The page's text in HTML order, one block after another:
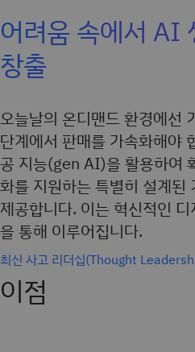
어려움 속에서 AI
창출
오늘날의 온디맨드 환경에선
단계에서 판매를 가속화해야
공 지능(gen AI)을 활용하여
화를 지원하는 특별히 설계된
제공합니다. 이는 혁신적인
을 통해 이루어집니다.
최신 사고 리더십(Thought
이점